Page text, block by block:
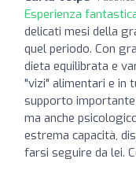
Esperienza
delicati mesi della
quel periodo. Con
dieta equilibrata e
"vizi" alimentari e in
supporto
ma anche
estrema capacità,
farsi seguire da lei.